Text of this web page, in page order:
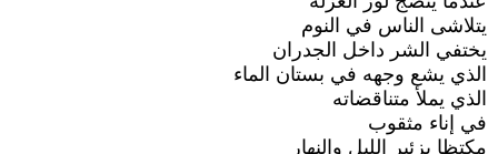
يتلاشى الناس في النوم
يختفي الشر داخل الجدران
الذي يشع وجهه في بستان الماء
الذي يملأ متناقضاته
في إناء مثقوب
مكتظا بزئير الليل والنهار